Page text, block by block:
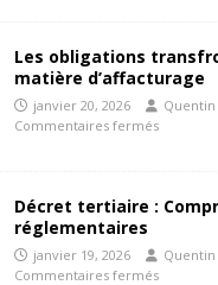
Les obligations
matière d’affacturage
janvier 20, 2026
Commentaires fermés
Décret tertiaire :
réglementaires
janvier 19, 2026
Commentaires fermés